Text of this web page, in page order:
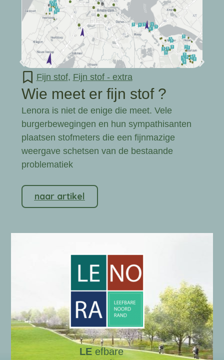
Fijn stof, Fijn stof - extra
Wie meet er fijn stof ?
Lenora is niet de enige die meet. Vele
burgerbewegingen en hun sympathisanten
plaatsen stofmeters die een fijnmazige
weergave schetsen van de bestaande
problematiek
naar artikel
LE efbare